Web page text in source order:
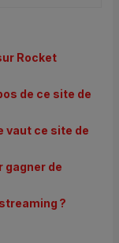
Rocket
de ce site de
vaut ce site de
gagner de
?